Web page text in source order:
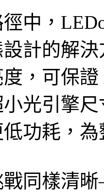
中，
計的解
，可保
光引擎
功耗，
戰同樣清